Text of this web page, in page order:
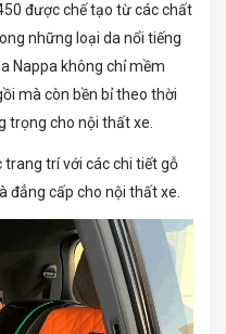
được chế tạo từ các chất
những loại da nổi tiếng
Nappa không chỉ mềm
mà còn bền bỉ theo thời
trọng cho nội thất xe.
trang trí với các chi tiết gỗ
đẳng cấp cho nội thất xe.